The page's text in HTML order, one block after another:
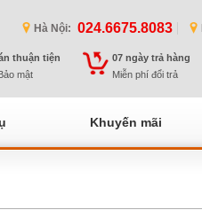
Hà Nội: 024.6675.8083
thuận tiện
mật
07 ngày trả hàng
Miễn phí đổi trả
Khuyến mãi